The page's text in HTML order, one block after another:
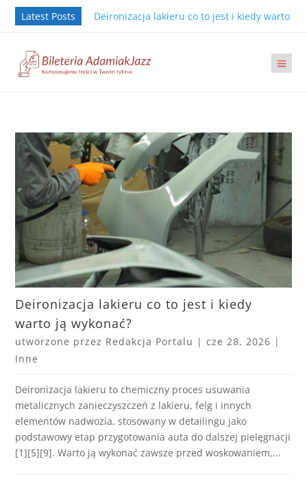
Latest Posts Deironizacja lakieru co to jest i kiedy warto ją
Deironizacja lakieru co to jest i kiedy
warto ją wykonać?
utworzone przez Redakcja Portalu |cze 28, 2026 |
Inne
Deironizacja lakieru to chemiczny proces usuwania
metalicznych zanieczyszczeń z lakieru, felg i innych
elementów nadwozia, stosowany w detailingu jako
podstawowy etap przygotowania auta do dalszej pielęgnacji
[1][5][9]. Warto ją wykonać zawsze przed woskowaniem,...